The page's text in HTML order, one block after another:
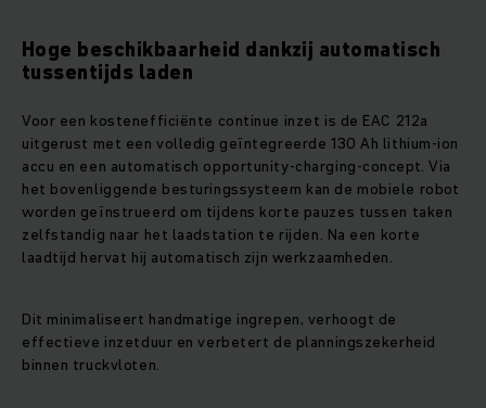
Hoge beschikbaarheid dankzij automatisch
tussentijds laden
Voor een kostenefficiënte continue inzet is de EAC 212a
uitgerust met een volledig geïntegreerde 130 Ah lithium‑ion
accu en een automatisch opportunity‑charging‑concept. Via
het bovenliggende besturingssysteem kan de mobiele robot
worden geïnstrueerd om tijdens korte pauzes tussen taken
zelfstandig naar het laadstation te rijden. Na een korte
laadtijd hervat hij automatisch zijn werkzaamheden.
Dit minimaliseert handmatige ingrepen, verhoogt de
effectieve inzetduur en verbetert de planningszekerheid
binnen truckvloten.